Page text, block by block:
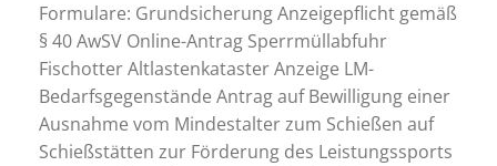
Formulare: Grundsicherung Anzeigepflicht gemäß
§ 40 AwSV Online-Antrag Sperrmüllabfuhr
Fischotter Altlastenkataster Anzeige LM-
Bedarfsgegenstände Antrag auf Bewilligung einer
Ausnahme vom Mindestalter zum Schießen auf
Schießstätten zur Förderung des Leistungssports